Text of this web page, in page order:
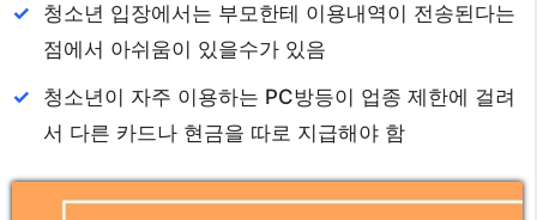
청소년 입장에서는 부모한테 이용내역이 전송된다는
점에서 아쉬움이 있을수가 있음
청소년이 자주 이용하는 PC방등이 업종 제한에 걸려
서 다른 카드나 현금을 따로 지급해야 함